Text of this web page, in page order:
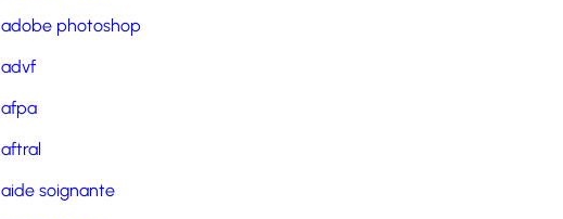
adobe photoshop
advf
afpa
aftral
aide soignante